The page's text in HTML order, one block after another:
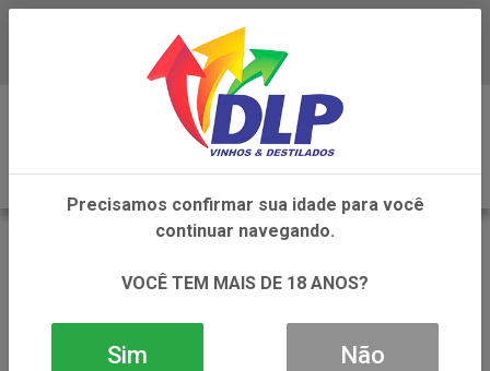
Baixe já o APP da DLP Vinhos
Precisamos confirmar sua idade para você
continuar navegando.
VOCÊ TEM MAIS DE 18 ANOS?
Sim Não